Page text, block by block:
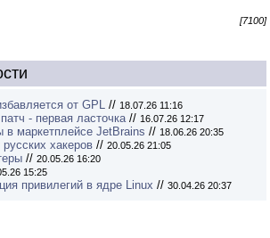
[7100]
от GPL // 18.07.26 11:16
- первая ласточка// 16.07.26 12:17
в маркетплейсе JetBrains // 18.06.26 20:35
хакеров // 20.05.26 21:05
// 20.05.26 16:20
15:25
привилегий в ядре Linux // 30.04.26 20:37